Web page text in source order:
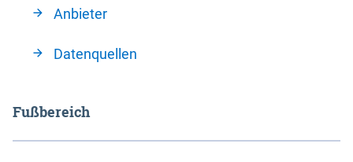
Anbieter
Datenquellen
Fußbereich